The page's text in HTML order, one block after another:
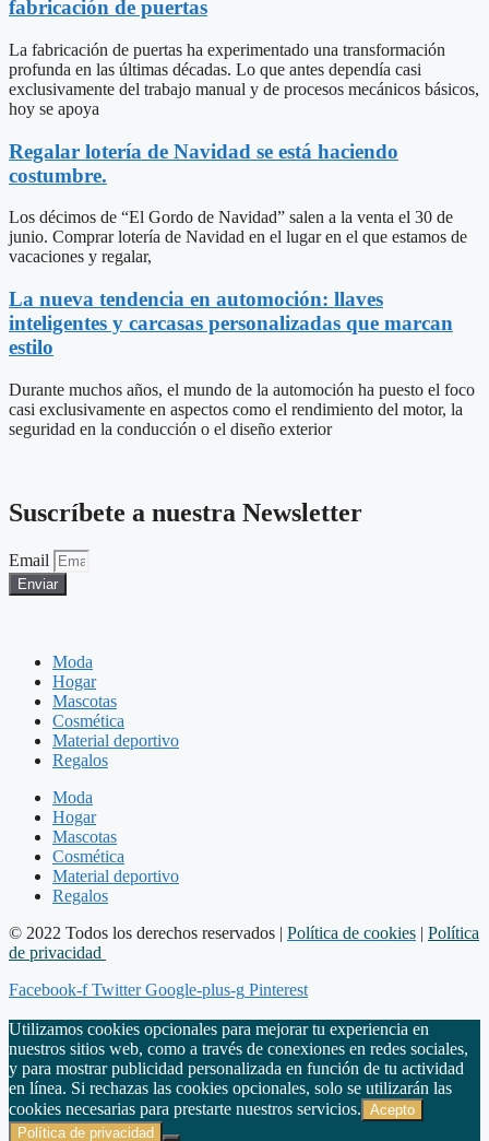
fabricación de puertas
La fabricación de puertas ha experimentado una transformación
profunda en las últimas décadas. Lo que antes dependía casi
exclusivamente del trabajo manual y de procesos mecánicos básicos,
hoy se apoya
Regalar lotería de Navidad se está haciendo
costumbre.
Los décimos de “El Gordo de Navidad” salen a la venta el 30 de
junio. Comprar lotería de Navidad en el lugar en el que estamos de
vacaciones y regalar,
La nueva tendencia en automoción: llaves
inteligentes y carcasas personalizadas que marcan
estilo
Durante muchos años, el mundo de la automoción ha puesto el foco
casi exclusivamente en aspectos como el rendimiento del motor, la
seguridad en la conducción o el diseño exterior
Suscríbete a nuestra Newsletter
Email
Enviar
Moda
Hogar
Mascotas
Cosmética
Material deportivo
Regalos
Moda
Hogar
Mascotas
Cosmética
Material deportivo
Regalos
© 2022 Todos los derechos reservados | Política de cookies | Política
de privacidad
Facebook-f Twitter Google-plus-g Pinterest
Utilizamos cookies opcionales para mejorar tu experiencia en
nuestros sitios web, como a través de conexiones en redes sociales,
y para mostrar publicidad personalizada en función de tu actividad
en línea. Si rechazas las cookies opcionales, solo se utilizarán las
cookies necesarias para prestarte nuestros servicios. Acepto
Política de privacidad